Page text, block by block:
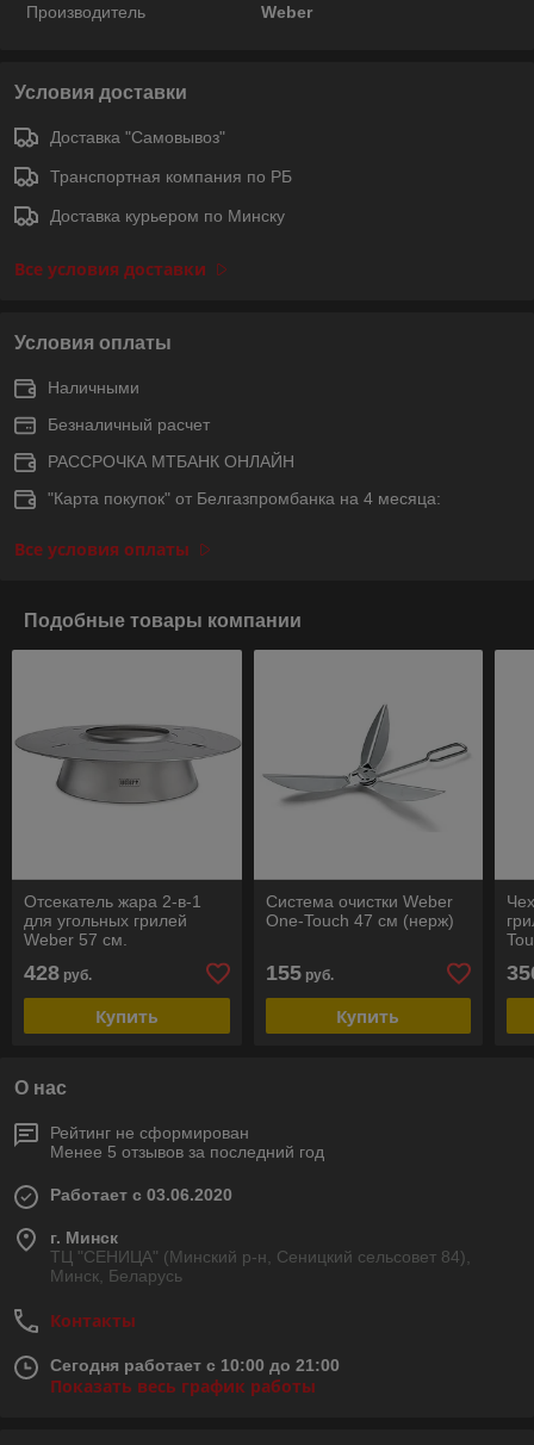
Производитель Weber
Условия доставки
Доставка "Самовывоз"
Транспортная компания по РБ
Доставка курьером по Минску
Все условия доставки
Условия оплаты
Наличными
Безналичный расчет
РАССРОЧКА МТБАНК ОНЛАЙН
"Карта покупок" от Белгазпромбанка на 4 месяца:
Все условия оплаты
Подобные товары компании
Отсекатель жара 2-в-1
для угольных грилей
Weber 57 см.
428 руб.
Купить
Система очистки Weber
One-Touch 47 см (нерж)
155руб.
Купить
О нас
Рейтинг не сформирован
Менее 5 отзывов за последний год
Работает с 03.06.2020
г. Минск
ТЦ "СЕНИЦА" (Минский р-н, Сеницкий сельсовет 84),
Минск, Беларусь
Контакты
Сегодня работает с 10:00 до 21:00
Показать весь график работы